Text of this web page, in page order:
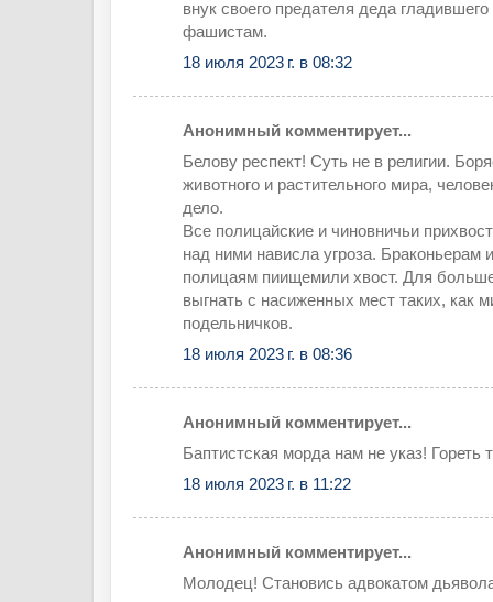
внук своего предателя деда гладившего
фашистам.
18 июля 2023 г. в 08:32
Анонимный комментирует...
Белову респект! Суть не в религии.
животного и растительного мира,
дело.
Все полицайские и чиновничьи
над ними нависла угроза.
полицаям пиищемили хвост. Для
выгнать с насиженных мест таких, как
подельничков.
18 июля 2023 г. в 08:36
Анонимный комментирует...
Баптистская морда нам не указ!
18 июля 2023 г. в 11:22
Анонимный комментирует...
Молодец! Становись адвокатом